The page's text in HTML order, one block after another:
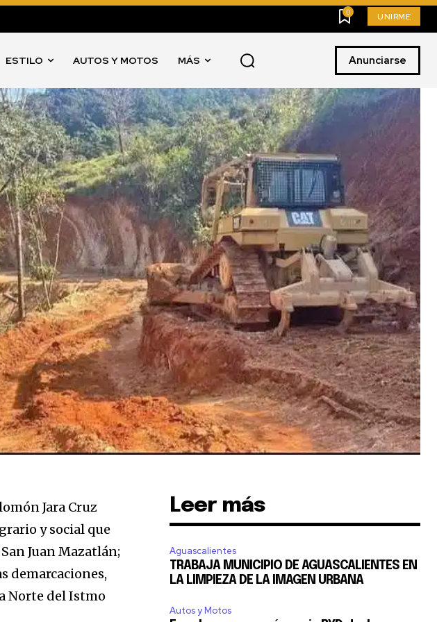
0 UNIRME
ESTILO AUTOS Y MOTOS MÁS Anunciarse
Jara Cruz
y social que
Juan Mazatlán;
demarcaciones,
Norte del Istmo
Leer más
Aguascalientes
TRABAJA MUNICIPIO DE AGUASCALIENTES EN
LA LIMPIEZA DE LA IMAGEN URBANA
Autos y Motos